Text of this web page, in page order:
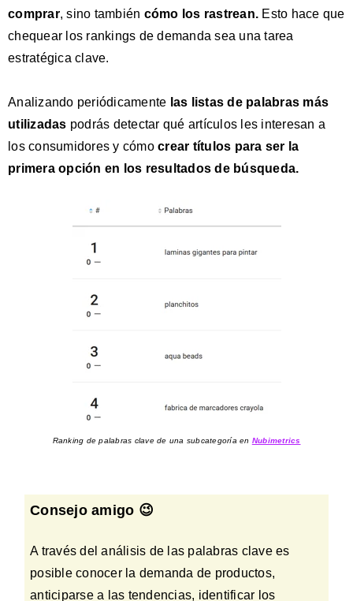
comprar, sino también cómo los rastrean. Esto hace que
chequear los rankings de demanda sea una tarea
estratégica clave.
Analizando periódicamente las listas de palabras más
utilizadas podrás detectar qué artículos les interesan a
los consumidores y cómo crear títulos para ser la
primera opción en los resultados de búsqueda.
Ranking de palabras clave de una subcategoría en Nubimetrics
Consejo amigo 😉
A través del análisis de las palabras clave es
posible conocer la demanda de productos,
anticiparse a las tendencias, identificar los